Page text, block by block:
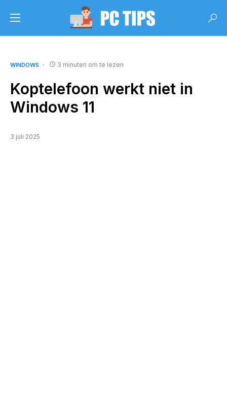
WINDOWS 3 minuten om te lezen
Koptelefoon werkt niet in
Windows 11
3 juli 2025